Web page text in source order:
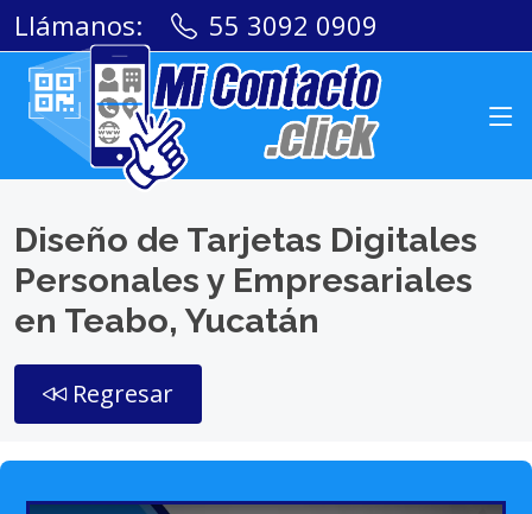
Llámanos: 55 3092 0909
Diseño de Tarjetas Digitales
Personales y Empresariales
en Teabo, Yucatán
Regresar